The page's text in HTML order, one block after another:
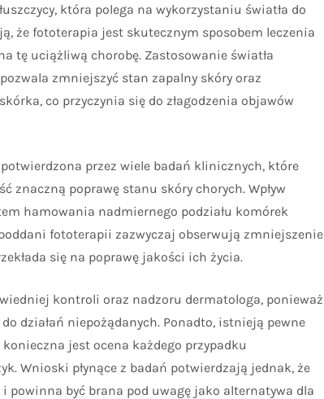
która polega na wykorzystaniu światła do
że fototerapia jest skutecznym sposobem leczenia
tę uciążliwą chorobę. Zastosowanie światła
zmniejszyć stan zapalny skóry oraz
co przyczynia się do złagodzenia objawów
przez wiele badań klinicznych, które
znaczną poprawę stanu skóry chorych. Wpływ
hamowania nadmiernego podziału komórek
fototerapii zazwyczaj obserwują zmniejszenie
się na poprawę jakości ich życia.
kontroli oraz nadzoru dermatologa, ponieważ
działań niepożądanych. Ponadto, istnieją pewne
jest ocena każdego przypadku
Wnioski płynące z badań potwierdzają jednak, że
powinna być brana pod uwagę jako alternatywa dla